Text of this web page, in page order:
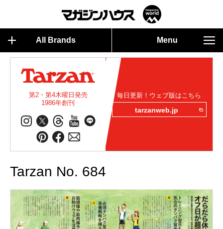
All Brands Menu
第2・第4木曜日発売
1986年創刊
毎日更新！ウェブ版はこちら
tarzanweb.jp
Tarzan No. 684